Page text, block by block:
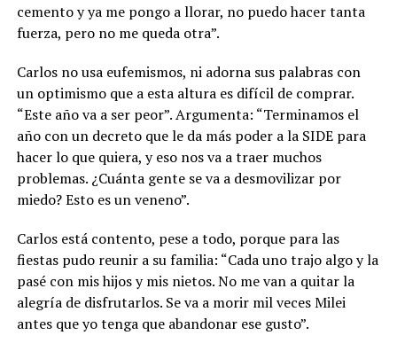
cemento y ya me pongo a llorar, no puedo hacer tanta
fuerza, pero no me queda otra”.
Carlos no usa eufemismos, ni adorna sus palabras con
un optimismo que a esta altura es difícil de comprar.
“Este año va a ser peor”. Argumenta: “Terminamos el
año con un decreto que le da más poder a la SIDE para
hacer lo que quiera, y eso nos va a traer muchos
problemas. ¿Cuánta gente se va a desmovilizar por
miedo? Esto es un veneno”.
Carlos está contento, pese a todo, porque para las
fiestas pudo reunir a su familia: “Cada uno trajo algo y la
pasé con mis hijos y mis nietos. No me van a quitar la
alegría de disfrutarlos. Se va a morir mil veces Milei
antes que yo tenga que abandonar ese gusto”.